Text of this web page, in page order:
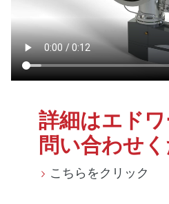
詳細はエド
問い合わせ
こちらをクリック